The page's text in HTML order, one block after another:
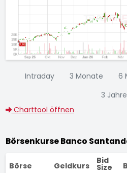
Intraday 3 Monate 6
3 Jahre
Charttool öffnen
Börsenkurse Banco
Börse Geldkurs
Bid
Size